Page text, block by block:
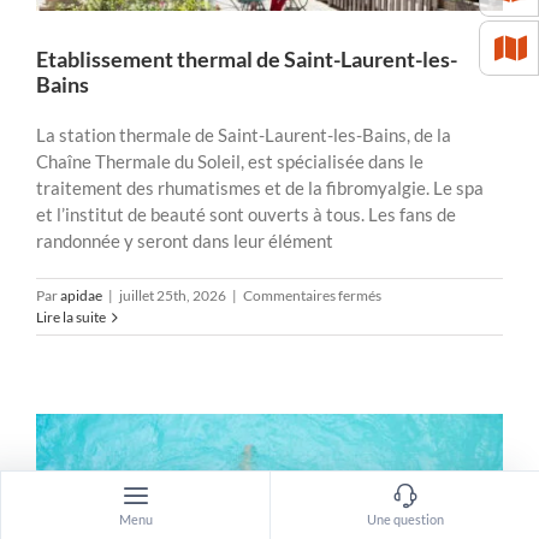
Etablissement thermal de Saint-Laurent-les-
Bains
La station thermale de Saint-Laurent-les-Bains, de la
Chaîne Thermale du Soleil, est spécialisée dans le
traitement des rhumatismes et de la fibromyalgie. Le spa
et l’institut de beauté sont ouverts à tous. Les fans de
randonnée y seront dans leur élément
Parapidae | juillet 25th, 2026 | Commentaires ferméssur
thermal
les-
Bains
Lire la suite
Menu Une question